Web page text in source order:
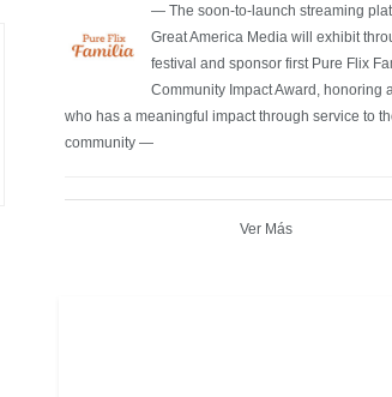
— The soon-to-launch streaming
Great America Media will exhibit
festival and sponsor first Pure Flix
Community Impact Award, honoring
who has a meaningful impact through service to
community —
Ver Más